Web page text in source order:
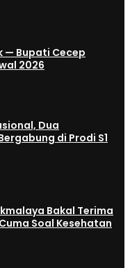
— Bupati Cecep
2026
Dua
di Prodi S1
Bakal Terima
Soal Kesehatan